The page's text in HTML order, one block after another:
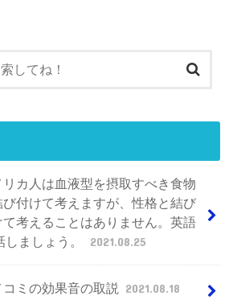
リカ人は血液型を摂取すべき食物
び付けて考えますが、性格と結び
て考えることはありません。英語
ましょう。
2021.08.25
コミの効果音の取説 2021.08.18